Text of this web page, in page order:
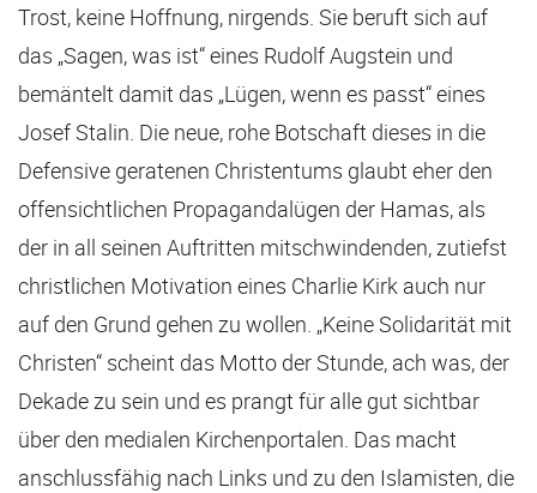
Trost, keine Hoffnung, nirgends. Sie beruft sich auf
das „Sagen, was ist“ eines Rudolf Augstein und
bemäntelt damit das „Lügen, wenn es passt“ eines
Josef Stalin. Die neue, rohe Botschaft dieses in die
Defensive geratenen Christentums glaubt eher den
offensichtlichen Propagandalügen der Hamas, als
der in all seinen Auftritten mitschwindenden, zutiefst
christlichen Motivation eines Charlie Kirk auch nur
auf den Grund gehen zu wollen. „Keine Solidarität mit
Christen“ scheint das Motto der Stunde, ach was, der
Dekade zu sein und es prangt für alle gut sichtbar
über den medialen Kirchenportalen. Das macht
anschlussfähig nach Links und zu den Islamisten, die